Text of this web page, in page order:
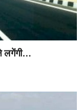
लगेंगी...